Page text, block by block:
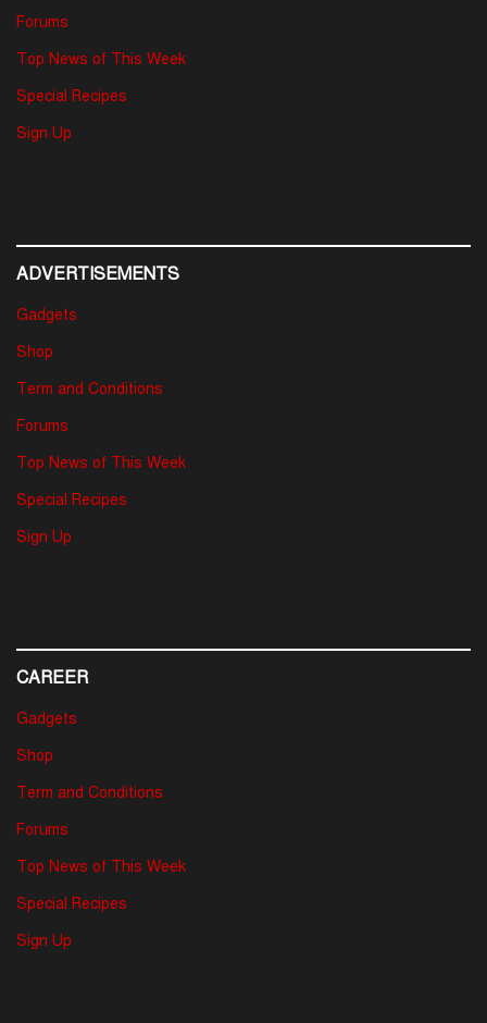
Forums
Top News of This Week
Special Recipes
Sign Up
ADVERTISEMENTS
Gadgets
Shop
Term and Conditions
Forums
Top News of This Week
Special Recipes
Sign Up
CAREER
Gadgets
Shop
Term and Conditions
Forums
Top News of This Week
Special Recipes
Sign Up